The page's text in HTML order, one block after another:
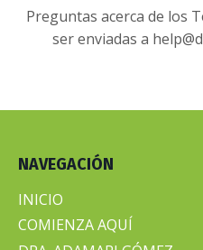
Preguntas acerca de los
ser enviadas a
NAVEGACIÓN
INICIO
COMIENZA AQUÍ